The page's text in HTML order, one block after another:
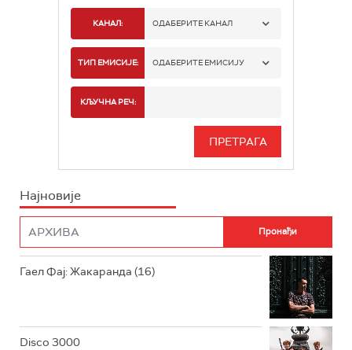
КАНАЛ: ОДАБЕРИТЕ КАНАЛ
РАДИО БЕОГРАД 1
РАДИО БЕОГРАД 3
РАДИО РОКЕНРОЛЕР
РАДИО ЏЕЗЕР
ТИП ЕМИСИЈЕ: ОДАБЕРИТЕ ЕМИСИЈУ
ИНФО
КЉУЧНА РЕЧ:
Најновије
Гаел Фај: Жакаранда (16)
Disco 3000